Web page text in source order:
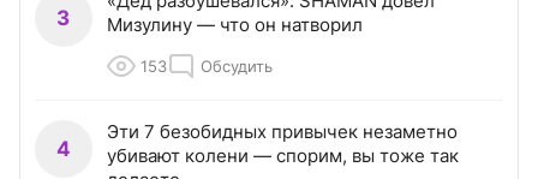
3
Мизулину — что он натворил
153 Обсудить
4
Эти 7 безобидных привычек незаметно
убивают колени — спорим, вы тоже так